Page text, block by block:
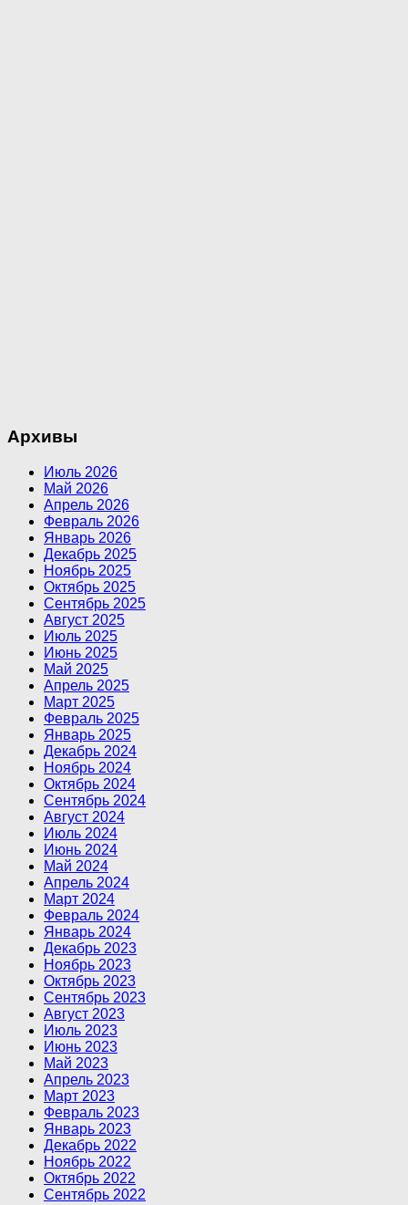
Архивы
Июль 2026
Май 2026
Апрель 2026
Февраль 2026
Январь 2026
Декабрь 2025
Ноябрь 2025
Октябрь 2025
Сентябрь 2025
Август 2025
Июль 2025
Июнь 2025
Май 2025
Апрель 2025
Март 2025
Февраль 2025
Январь 2025
Декабрь 2024
Ноябрь 2024
Октябрь 2024
Сентябрь 2024
Август 2024
Июль 2024
Июнь 2024
Май 2024
Апрель 2024
Март 2024
Февраль 2024
Январь 2024
Декабрь 2023
Ноябрь 2023
Октябрь 2023
Сентябрь 2023
Август 2023
Июль 2023
Июнь 2023
Май 2023
Апрель 2023
Март 2023
Февраль 2023
Январь 2023
Декабрь 2022
Ноябрь 2022
Октябрь 2022
Сентябрь 2022